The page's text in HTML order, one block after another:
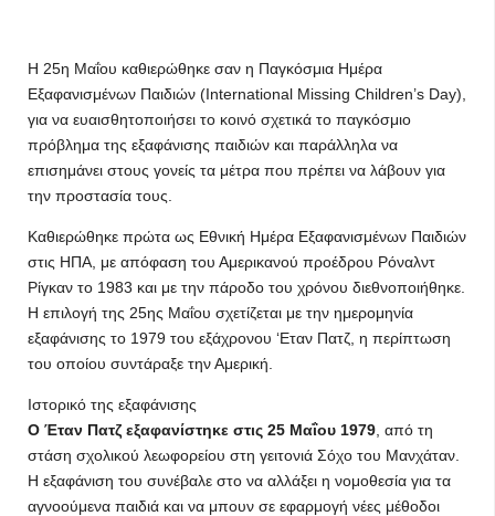
Η 25η Μαΐου καθιερώθηκε σαν η Παγκόσμια Ημέρα
Εξαφανισμένων Παιδιών (International Missing Children’s Day),
για να ευαισθητοποιήσει το κοινό σχετικά το παγκόσμιο
πρόβλημα της εξαφάνισης παιδιών και παράλληλα να
επισημάνει στους γονείς τα μέτρα που πρέπει να λάβουν για
την προστασία τους.
Καθιερώθηκε πρώτα ως Εθνική Ημέρα Εξαφανισμένων Παιδιών
στις ΗΠΑ, με απόφαση του Αμερικανού προέδρου Ρόναλντ
Ρίγκαν το 1983 και με την πάροδο του χρόνου διεθνοποιήθηκε.
Η επιλογή της 25ης Μαΐου σχετίζεται με την ημερομηνία
εξαφάνισης το 1979 του εξάχρονου ‘Εταν Πατζ, η περίπτωση
του οποίου συντάραξε την Αμερική.
Ιστορικό της εξαφάνισης
Ο Έταν Πατζ εξαφανίστηκε στις 25 Μαΐου 1979 , από τη
στάση σχολικού λεωφορείου στη γειτονιά Σόχο του Μανχάταν.
Η εξαφάνιση του συνέβαλε στο να αλλάξει η νομοθεσία για τα
αγνοούμενα παιδιά και να μπουν σε εφαρμογή νέες μέθοδοι